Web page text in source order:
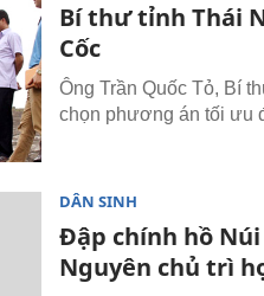
Bí thư tỉnh Thái
Cốc
Ông Trần Quốc Tỏ, Bí
chọn phương án tối ưu
DÂN SINH
Đập chính hồ
Nguyên chủ trì